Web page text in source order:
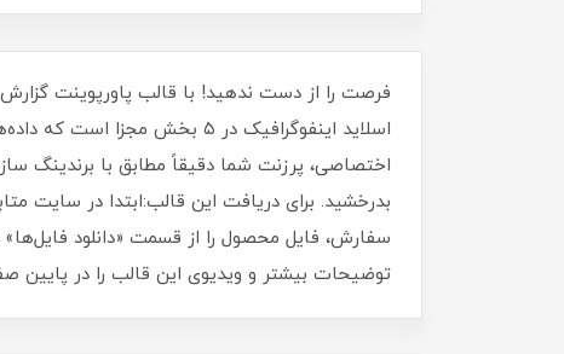
اسلاید اینفوگرافیک در ۵
اختصاصی، پرزنت شما دقیقاً مطابق با برندینگ
بدرخشید. برای دریافت این قالب:ابتدا در سایت
سفارش، فایل محصول را از قسمت «دانلود
توضیحات بیشتر و ویدیوی این قالب را در پایین